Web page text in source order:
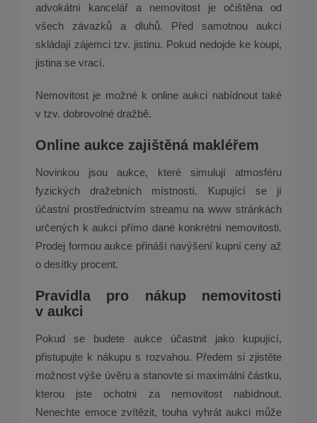
advokátní kancelář a nemovitost je očištěna od
všech závazků a dluhů. Před samotnou aukcí
skládají zájemci tzv. jistinu. Pokud nedojde ke koupi,
jistina se vrací.
Nemovitost je možné k online aukci nabídnout také
v tzv. dobrovolné dražbě.
Online aukce zajištěná makléřem
Novinkou jsou aukce, které simulují atmosféru
fyzických dražebních místností. Kupující se jí
účastní prostřednictvím streamu na www stránkách
určených k aukci přímo dané konkrétní nemovitosti.
Prodej formou aukce přináší navýšení kupní ceny až
o desítky procent.
Pravidla pro nákup nemovitosti
v aukci
Pokud se budete aukce účastnit jako kupující,
přistupujte k nákupu s rozvahou. Předem si zjistěte
možnost výše úvěru a stanovte si maximální částku,
kterou jste ochotni za nemovitost nabídnout.
Nenechte emoce zvítězit, touha vyhrát aukci může